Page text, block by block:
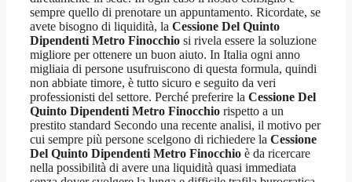
sempre quello di prenotare un appuntamento. Ricordate, se
avete bisogno di liquidità, la Cessione Del Quinto
Dipendenti Metro Finocchio si rivela essere la soluzione
migliore per ottenere un buon aiuto. In Italia ogni anno
migliaia di persone usufruiscono di questa formula, quindi
non abbiate timore, è tutto sicuro e seguito da veri
professionisti del settore. Perché preferire la Cessione Del
Quinto Dipendenti Metro Finocchio rispetto a un
prestito standard Secondo una recente analisi, il motivo per
cui sempre più persone scelgono di richiedere la Cessione
Del Quinto Dipendenti Metro Finocchio è da ricercare
nella possibilità di avere una liquidità quasi immediata